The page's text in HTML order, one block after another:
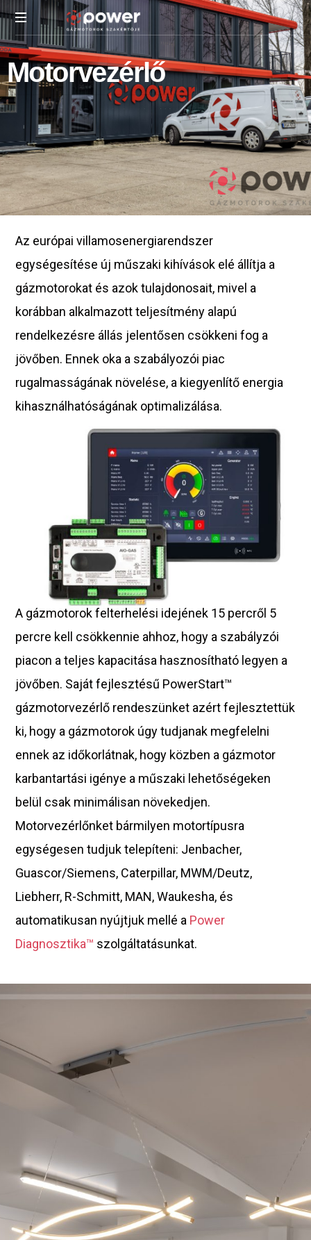
Számíthat
az
energiánkra
Motorvezérlő
Az európai villamosenergiarendszer
egységesítése új műszaki kihívások elé állítja a
gázmotorokat és azok tulajdonosait, mivel a
korábban alkalmazott teljesítmény alapú
rendelkezésre állás jelentősen csökkeni fog a
jövőben. Ennek oka a szabályozói piac
rugalmasságának növelése, a kiegyenlítő energia
kihasználhatóságának optimalizálása.
A gázmotorok felterhelési idejének 15 percről 5
percre kell csökkennie ahhoz, hogy a szabályzói
piacon a teljes kapacitása hasznosítható legyen a
jövőben. Saját fejlesztésű PowerStart™
gázmotorvezérlő rendeszünket azért fejlesztettük
ki, hogy a gázmotorok úgy tudjanak megfelelni
ennek az időkorlátnak, hogy közben a gázmotor
karbantartási igénye a műszaki lehetőségeken
belül csak minimálisan növekedjen.
Motorvezérlőnket bármilyen motortípusra
egységesen tudjuk telepíteni: Jenbacher,
Guascor/Siemens, Caterpillar, MWM/Deutz,
Liebherr, R-Schmitt, MAN, Waukesha, és
automatikusan nyújtjuk mellé a Power
Diagnosztika™ szolgáltatásunkat.